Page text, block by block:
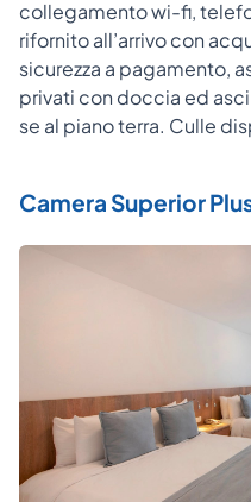
collegamento wi-fi,
rifornito all’arrivo con
sicurezza a pagamento,
privati con doccia ed
se al piano terra. Culle
Camera Superior